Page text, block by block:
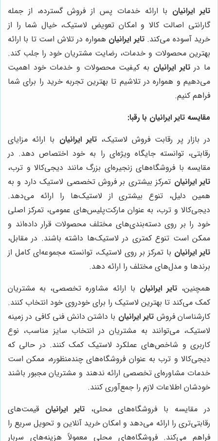
تایر ایرانیان با ارائه خدمات پس از فروش گسترده، از جمله
گارانتی اصالت کالا و امکان تعویض لاستیک، خیال شما را از
خرید آسوده می‌کند.تایر ایرانیان همواره در تلاش است تا با ارائه
بهترین محصولات و خدمات، رضایت مشتریان خود را جلب کند.
ما درتایر ایرانیان به کیفیت محصولات و خدمات خود اهمیت
می‌دهیم و همواره در تلاشیم تا بهترین تجربه خرید را برای شما
فراهم کنیم.
مقایسه تایر ایرانیان با رقبا:
در بازار پر رقابت فروش لاستیک،تایر ایرانیان با ارائه مزایای
رقابتی، توانسته جایگاه ویژه‌ای را به خود اختصاص دهد. در
مقایسه با فروشگاه‌های زنجیره‌ای بزرگ مانند دیجی‌کالا و ترب،
تایر ایرانیان تمرکز بیشتری بر فروش تخصصی لاستیک دارد و به
همین دلیل، تنوع بیشتری از لاستیک‌ها را ارائه می‌دهد.
دیجی‌کالا و ترب، به عنوان مارکت‌پلیس‌های عمومی، تمرکز اصلی
خود را بر روی دسته‌بندی‌های مختلف محصولات قرار داده‌اند و
ممکن است تنوع کمتری در لاستیک‌ها داشته باشند. در مقابل،
تایر ایرانیان با تمرکز بر روی لاستیک، توانسته مجموعه‌ای کامل از
برندها و مدل‌های مختلف را ارائه دهد.
همچنین،تایر ایرانیان با ارائه مشاوره تخصصی، به مشتریان
کمک می‌کند تا بهترین لاستیک را برای خودروی خود انتخاب کنند.
کارشناسان فروش تایر ایرانیان با داشتن دانش فنی کافی در زمینه
لاستیک، می‌توانند به مشتریان در انتخاب سایز مناسب، نوع
کاربری و شاخص‌های عملکرد لاستیک کمک کنند. در حالی که
دیجی‌کالا و ترب به عنوان فروشگاه‌های چندمنظوره، ممکن است
خدمات مشاوره‌ای تخصصی ارائه ندهند و مشتریان مجبور باشند
خودشان اطلاعات لازم را جمع‌آوری کنند.
در مقایسه با فروشگاه‌های محلی،تایر ایرانیان قیمت‌های
رقابتی‌تری را ارائه می‌دهد و امکان خرید آنلاین و تحویل سریع را
فراهم می‌کند. فروشگاه‌های محلی معمولاً هزینه‌های سربار